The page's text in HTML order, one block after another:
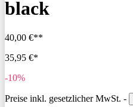
black
40,00 €**
35,95 €*
-10%
Preise inkl. gesetzlicher MwSt. -